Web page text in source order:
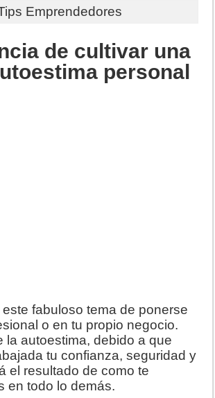
Emprendedores
de cultivar una
personal
fabuloso tema de ponerse
o en tu propio negocio.
la autoestima, debido a que
tu confianza, seguridad y
el resultado de como te
en todo lo demás.